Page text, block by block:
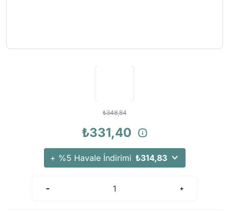
₺348,84
₺331,40
+ %5 Havale İndirimi ₺314,83